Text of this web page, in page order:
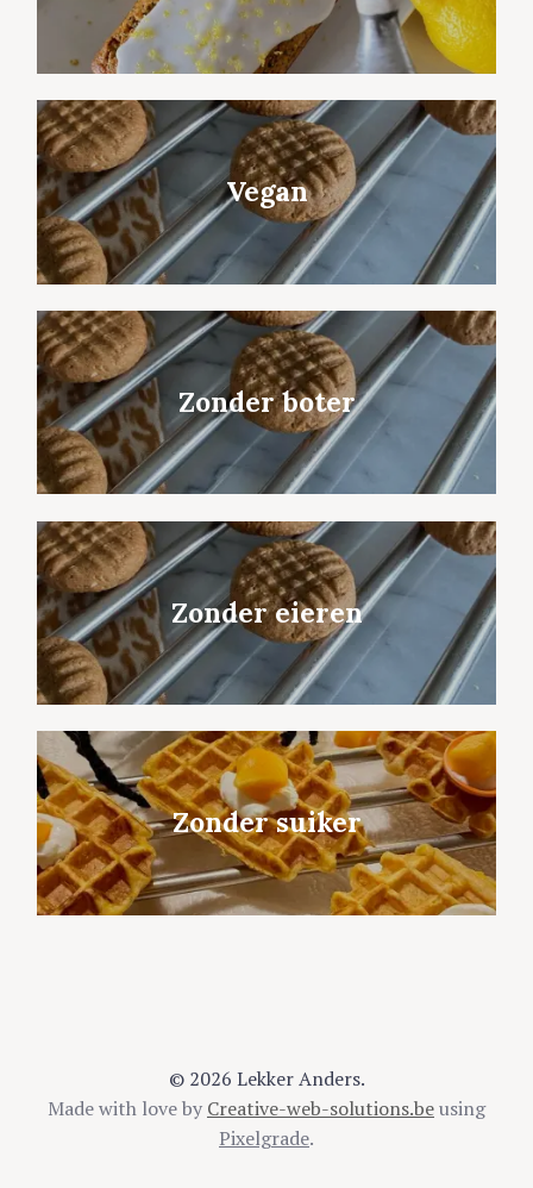
Vegan
Zonder boter
Zonder eieren
Zonder suiker
© 2026 Lekker Anders.
Made with love by Creative-web-solutions.beusing
Pixelgrade.